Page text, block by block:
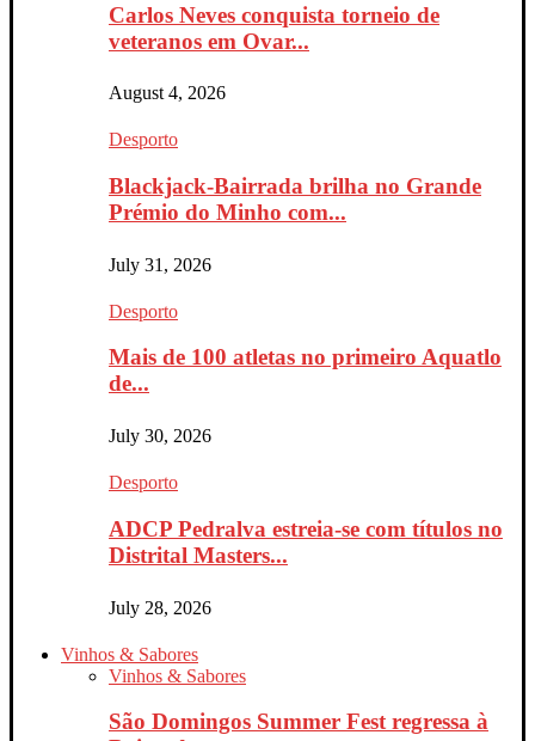
Carlos Neves conquista torneio de
veteranos em Ovar...
August 4, 2026
Desporto
Blackjack-Bairrada brilha no Grande
Prémio do Minho com...
July 31, 2026
Desporto
Mais de 100 atletas no primeiro Aquatlo
de...
July 30, 2026
Desporto
ADCP Pedralva estreia-se com títulos no
Distrital Masters...
July 28, 2026
Vinhos & Sabores
Vinhos & Sabores
São Domingos Summer Fest regressa à